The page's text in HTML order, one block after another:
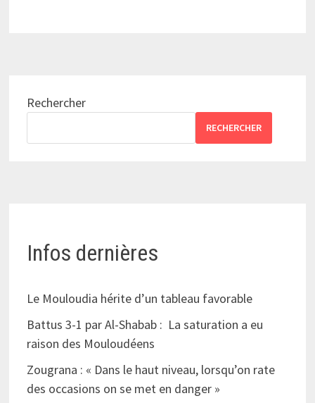
Rechercher
RECHERCHER
Infos dernières
Le Mouloudia hérite d’un tableau favorable
Battus 3-1 par Al-Shabab : La saturation a eu
raison des Mouloudéens
Zougrana : « Dans le haut niveau, lorsqu’on rate
des occasions on se met en danger »